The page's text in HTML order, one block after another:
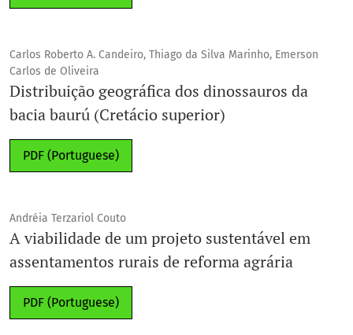
Carlos Roberto A. Candeiro, Thiago da Silva Marinho, Emerson
Carlos de Oliveira
Distribuição geográfica dos dinossauros da
bacia baurú (Cretácio superior)
PDF (Portuguese)
Andréia Terzariol Couto
A viabilidade de um projeto sustentável em
assentamentos rurais de reforma agrária
PDF (Portuguese)